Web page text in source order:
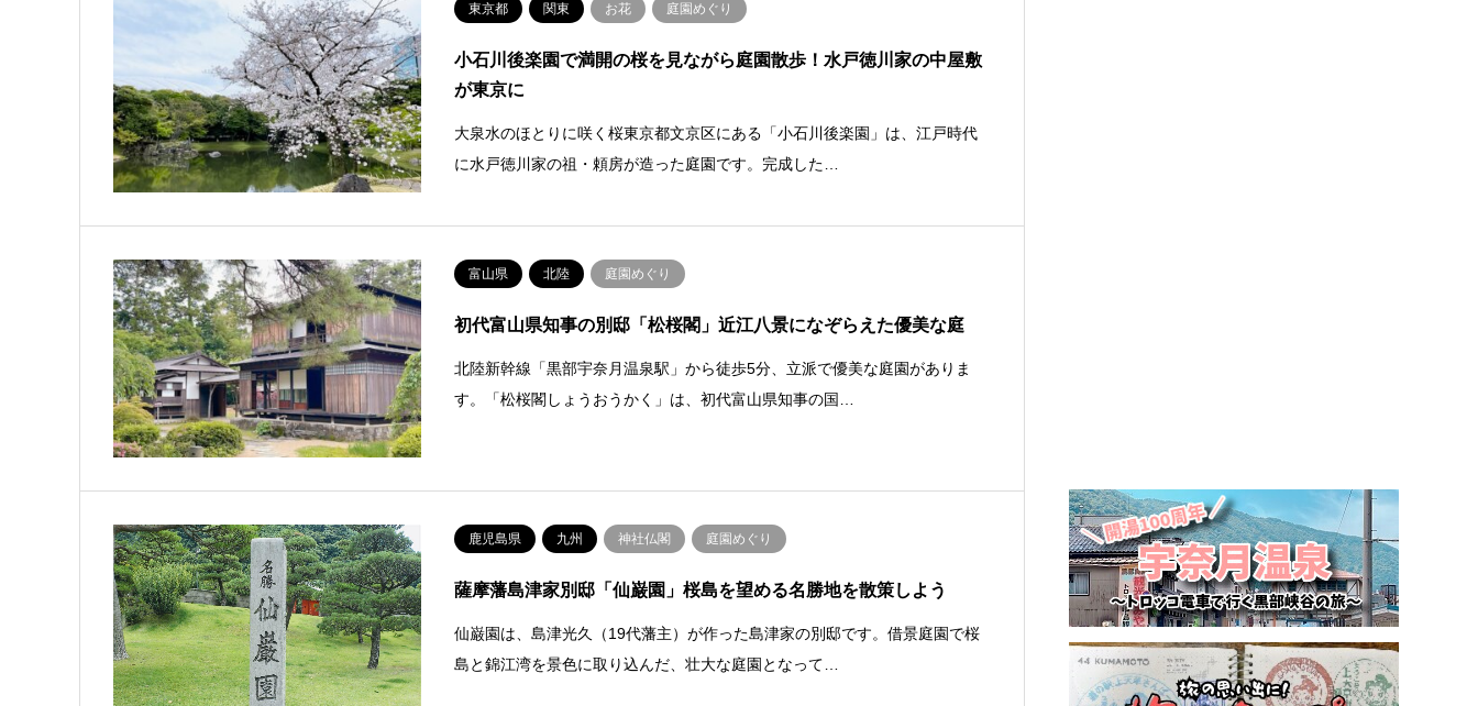
東京都 関東 お花 庭園めぐり
小石川後楽園で満開の桜を見ながら庭園散歩！水戸徳川家の中屋敷
が東京に
大泉水のほとりに咲く桜東京都文京区にある「小石川後楽園」は、江戸時代
に水戸徳川家の祖・頼房が造った庭園です。完成した…
富山県 北陸 庭園めぐり
初代富山県知事の別邸「松桜閣」近江八景になぞらえた優美な庭
北陸新幹線「黒部宇奈月温泉駅」から徒歩5分、立派で優美な庭園がありま
す。「松桜閣しょうおうかく」は、初代富山県知事の国…
鹿児島県 九州 神社仏閣 庭園めぐり
薩摩藩島津家別邸「仙巌園」桜島を望める名勝地を散策しよう
仙巌園は、島津光久（19代藩主）が作った島津家の別邸です。借景庭園で桜
島と錦江湾を景色に取り込んだ、壮大な庭園となって…